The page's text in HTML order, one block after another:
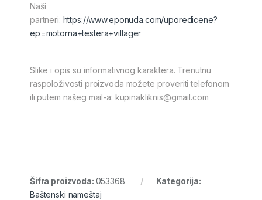
Naši
partneri: https://www.eponuda.com/uporedicene?
ep=motorna+testera+villager
Slike i opis su informativnog karaktera. Trenutnu
raspoloživosti proizvoda možete proveriti telefonom
ili putem našeg mail-a: kupinakliknis@gmail.com
Šifra proizvoda: 053368
Kategorija:
Baštenski nameštaj